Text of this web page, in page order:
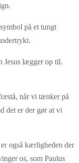
på et tungt
Jesus lægger op til.
når vi tænker på
det er der gør at vi
også kærligheden der
os, som Paulus